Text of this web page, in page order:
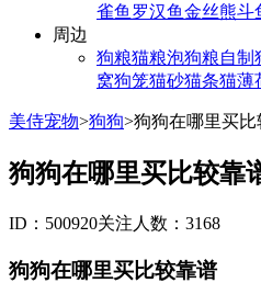
雀鱼 罗汉鱼金丝熊斗
周边
狗粮猫粮泡狗粮自制
窝狗笼猫砂猫条猫薄
美侍宠物>狗狗>狗狗在哪里买比
狗狗在哪里买比较靠
ID：500920关注人数：3168
狗狗在哪里买比较靠谱